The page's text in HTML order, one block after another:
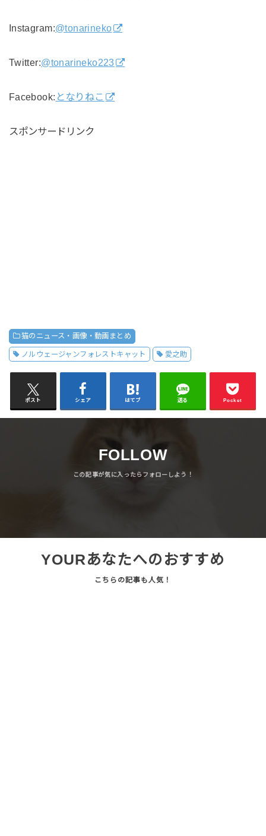
Instagram:@tonarineko
Twitter:@tonarineko223
Facebook: となりねこ
スポンサードリンク
猫のニュース・画像・動画まとめ
ノルウェージャンフォレストキャット 愛之助
ポスト シェア はてブ 送る Pocket
FOLLOW
YOURあなたへのおすすめ